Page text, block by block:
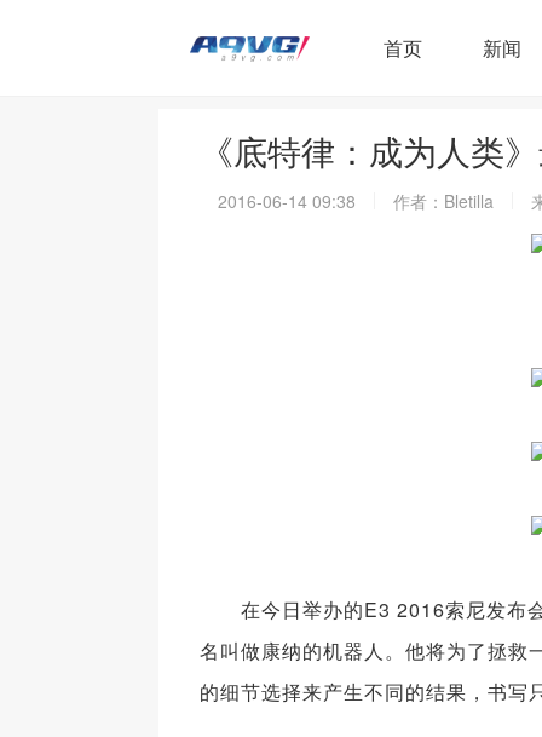
首页 新闻
《底特律：成为人类
2016-06-14 09:38 作者：Bletilla
在今日举办的E3 2016索尼发布会
名叫做康纳的机器人。他将为了拯救
的细节选择来产生不同的结果，书写